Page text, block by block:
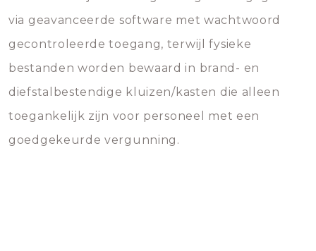
via geavanceerde software met wachtwoord
gecontroleerde toegang, terwijl fysieke
bestanden worden bewaard in brand- en
diefstalbestendige kluizen/kasten die alleen
toegankelijk zijn voor personeel met een
goedgekeurde vergunning.